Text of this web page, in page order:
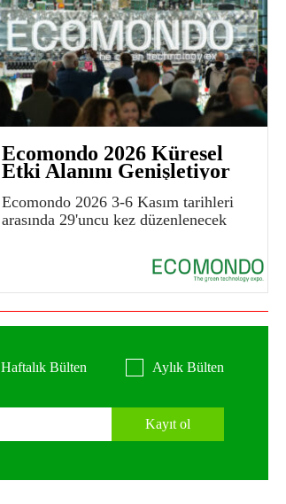
Ecomondo 2026 Küresel
Etki Alanını Genişletiyor
Ecomondo 2026 3-6 Kasım tarihleri
arasında 29'uncu kez düzenlenecek
Haftalık Bülten Aylık Bülten
Kayıt ol